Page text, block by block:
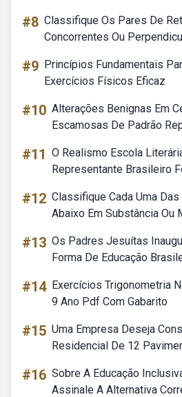
#8 Classifique Os Pares De
Concorrentes Ou
#9 Princípios Fundamentais
Exercícios Físicos Eficaz
#10 Alterações Benignas Em
Escamosas De Padrão
#11 O Realismo Escola
Representante Brasileiro
#12 Classifique Cada Uma
Abaixo Em Substância Ou
#13 Os Padres Jesuítas
Forma De Educação
#14 Exercícios Trigonometria
9 Ano Pdf Com Gabarito
#15 Uma Empresa Deseja
Residencial De 12
#16 Sobre A Educação
Assinale A Alternativa